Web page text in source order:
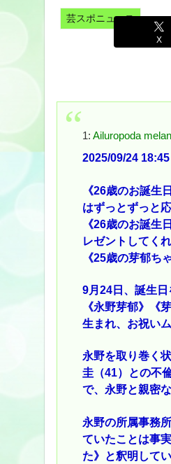
芸スポニュース
X
1: Ailuropoda
2025/09/24 18:45
《26歳のお誕生
はずっとずっと
《26歳のお誕生
レゼントしてく
《25歳の芽郁ち
9月24日、誕生日
《永野芽郁》《
生まれ、お祝い
永野を取り巻く
圭（41）との不
で、永野と親密
永野の所属事務
ていたことは事
た》と釈明してい